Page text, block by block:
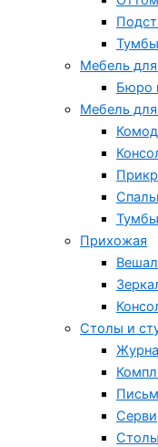
Мебель
Бюро
Мебель
Тумбы
Прихожая
Столы и